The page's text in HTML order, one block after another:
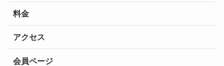
料金
アクセス
会員ページ